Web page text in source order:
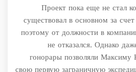
Проект пока еще не стал
существовал в основном за
поэтому от должности в
не отказался. Однако
гонорары позволяли Максиму